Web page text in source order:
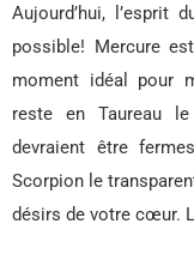
Aujourd’hui,
possible! Mercure
moment idéal pour
reste en Taureau
devraient être
Scorpion le
désirs de votre cœur.